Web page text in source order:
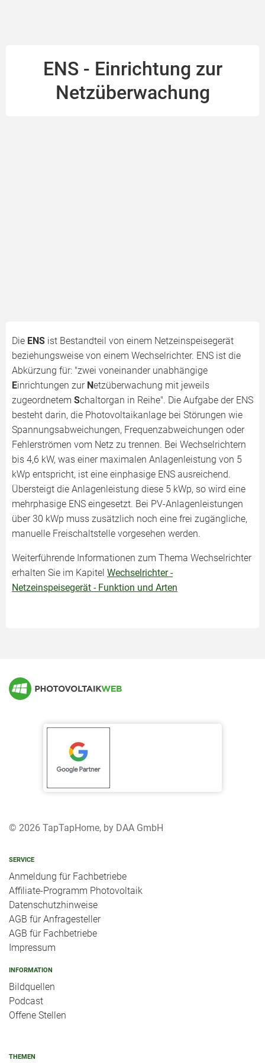
ENS - Einrichtung zur
Netzüberwachung
Die ENS ist Bestandteil von einem Netzeinspeisegerät
beziehungsweise von einem Wechselrichter. ENS ist die
Abkürzung für: "zwei voneinander unabhängige
Einrichtungen zur Netzüberwachung mit jeweils
zugeordnetem Schaltorgan in Reihe". Die Aufgabe der ENS
besteht darin, die Photovoltaikanlage bei Störungen wie
Spannungsabweichungen, Frequenzabweichungen oder
Fehlerströmen vom Netz zu trennen. Bei Wechselrichtern
bis 4,6 kW, was einer maximalen Anlagenleistung von 5
kWp entspricht, ist eine einphasige ENS ausreichend.
Übersteigt die Anlagenleistung diese 5 kWp, so wird eine
mehrphasige ENS eingesetzt. Bei PV-Anlagenleistungen
über 30 kWp muss zusätzlich noch eine frei zugängliche,
manuelle Freischaltstelle vorgesehen werden.
Weiterführende Informationen zum Thema Wechselrichter
erhalten Sie im Kapitel Wechselrichter -
Netzeinspeisegerät - Funktion und Arten
© 2026 TapTapHome, by DAA GmbH
SERVICE
Anmeldung für Fachbetriebe
Affiliate-Programm Photovoltaik
Datenschutzhinweise
AGB für Anfragesteller
AGB für Fachbetriebe
Impressum
INFORMATION
Bildquellen
Podcast
Offene Stellen
THEMEN